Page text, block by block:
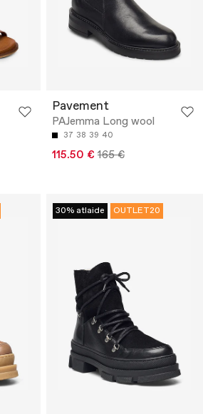
Pavement
PAJemma Long wool
37 38 39 40
115.50 € 165 €
30% atlaide OUTLET20